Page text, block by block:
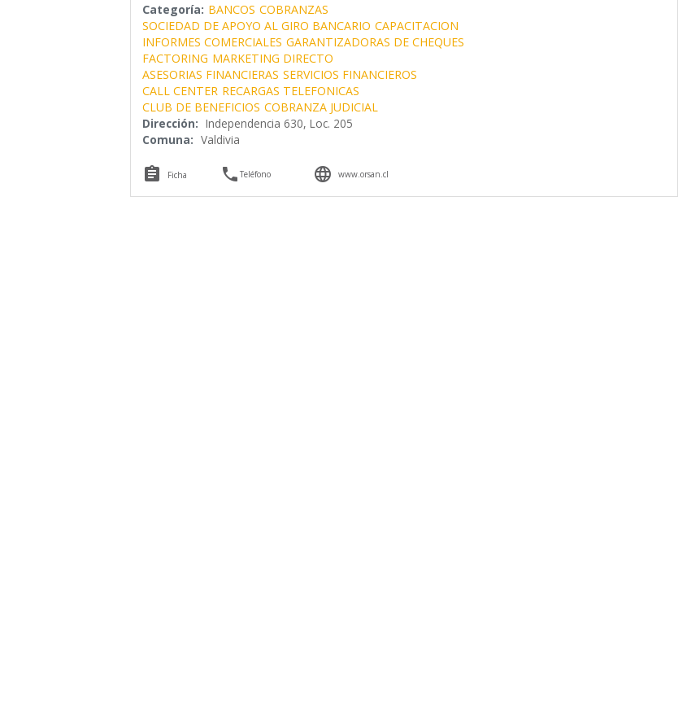
Categoría: BANCOS COBRANZAS
SOCIEDAD DE APOYO AL GIRO BANCARIO CAPACITACION
INFORMES COMERCIALES GARANTIZADORAS DE CHEQUES
FACTORING MARKETING DIRECTO
ASESORIAS FINANCIERAS SERVICIOS FINANCIEROS
CALL CENTER RECARGAS TELEFONICAS
CLUB DE BENEFICIOS COBRANZA JUDICIAL
Dirección: Independencia 630, Loc. 205
Comuna: Valdivia
 Ficha Teléfono  www.orsan.cl